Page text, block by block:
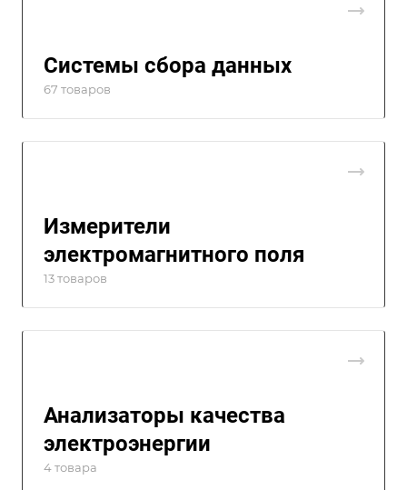
Системы сбора данных
67 товаров
Измерители
электромагнитного поля
13 товаров
Анализаторы качества
электроэнергии
4 товара